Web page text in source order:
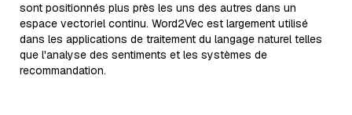
sont positionnés plus près les uns des autres dans un
espace vectoriel continu. Word2Vec est largement utilisé
dans les applications de traitement du langage naturel telles
que l'analyse des sentiments et les systèmes de
recommandation.